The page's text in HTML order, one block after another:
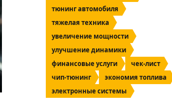
тюнинг автомобиля
тяжелая техника
увеличение мощности
улучшение динамики
финансовые услуги
чек-лист
чип-тюнинг
экономия топлива
электронные системы